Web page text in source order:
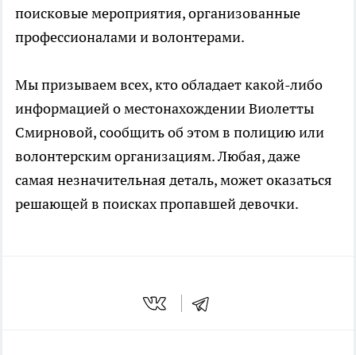
поисковые мероприятия, организованные
профессионалами и волонтерами.
Мы призываем всех, кто обладает какой-либо
информацией о местонахождении Виолетты
Смирновой, сообщить об этом в полицию или
волонтерским организациям. Любая, даже
самая незначительная деталь, может оказаться
решающей в поисках пропавшей девочки.